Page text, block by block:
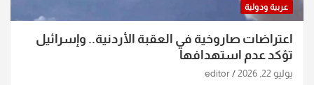
عربية ودولية
اعتراضات صاروخية في العقبة الأردنية.. وإسرائيل
تؤكد عدم استهدافها
يوليو 22, 2026 editor